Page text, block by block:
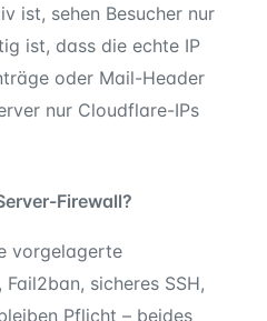
ist, sehen Besucher nur
ist, dass die echte IP
oder Mail-Header
nur Cloudflare-IPs
Firewall?
vorgelagerte
sicheres SSH,
Pflicht – beides